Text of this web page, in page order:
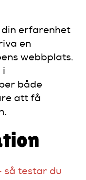
din erfarenhet
en
webbplats.
i
både
att få
så testar du